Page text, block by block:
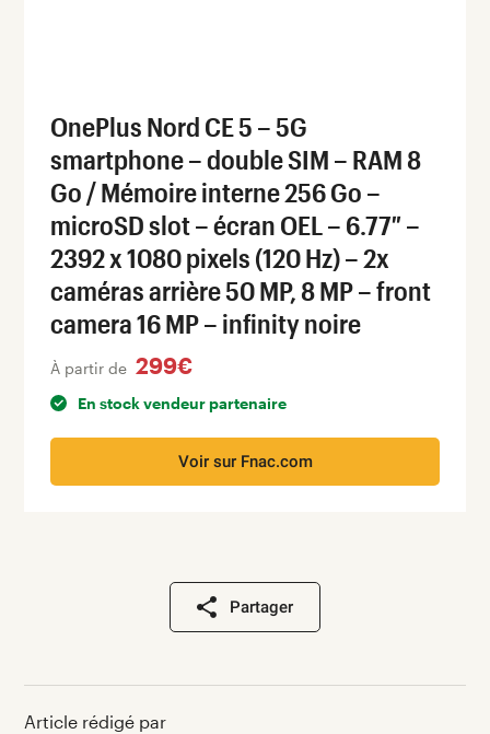
OnePlus Nord CE 5 – 5G
smartphone – double SIM – RAM 8
Go / Mémoire interne 256 Go –
microSD slot – écran OEL – 6.77″ –
2392 x 1080 pixels (120 Hz) – 2x
caméras arrière 50 MP, 8 MP – front
camera 16 MP – infinity noire
À partir de 299€
En stock vendeur partenaire
Voir sur Fnac.com
Partager
Article rédigé par